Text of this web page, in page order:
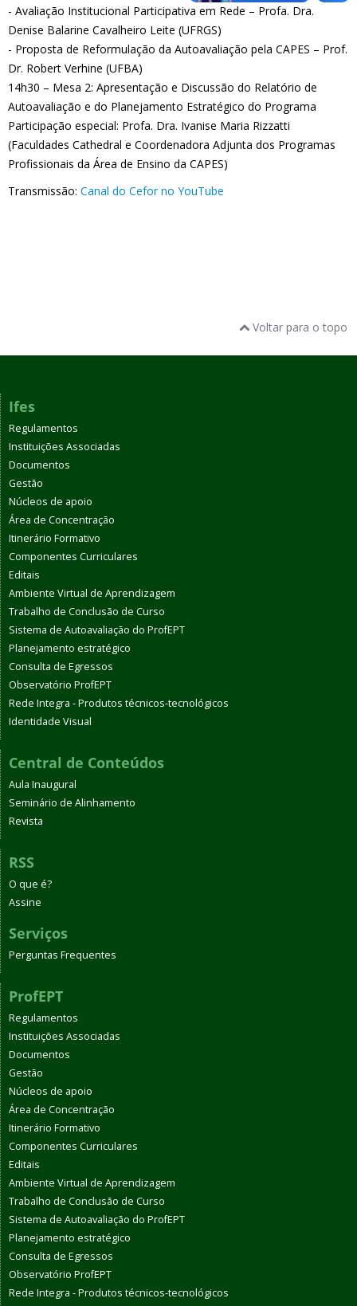
- Avaliação Institucional Participativa em Rede – Profa. Dra.
Denise Balarine Cavalheiro Leite (UFRGS)
- Proposta de Reformulação da Autoavaliação pela CAPES – Prof.
Dr. Robert Verhine (UFBA)
14h30 – Mesa 2: Apresentação e Discussão do Relatório de
Autoavaliação e do Planejamento Estratégico do Programa
Participação especial: Profa. Dra. Ivanise Maria Rizzatti
(Faculdades Cathedral e Coordenadora Adjunta dos Programas
Profissionais da Área de Ensino da CAPES)
Transmissão: Canal do Cefor no YouTube
Voltar para o topo
Ifes
Regulamentos
Instituições Associadas
Documentos
Gestão
Núcleos de apoio
Área de Concentração
Itinerário Formativo
Componentes Curriculares
Editais
Ambiente Virtual de Aprendizagem
Trabalho de Conclusão de Curso
Sistema de Autoavaliação do ProfEPT
Planejamento estratégico
Consulta de Egressos
Observatório ProfEPT
Rede Integra - Produtos técnicos-tecnológicos
Identidade Visual
Central de Conteúdos
Aula Inaugural
Seminário de Alinhamento
Revista
RSS
O que é?
Assine
Serviços
Perguntas Frequentes
ProfEPT
Regulamentos
Instituições Associadas
Documentos
Gestão
Núcleos de apoio
Área de Concentração
Itinerário Formativo
Componentes Curriculares
Editais
Ambiente Virtual de Aprendizagem
Trabalho de Conclusão de Curso
Sistema de Autoavaliação do ProfEPT
Planejamento estratégico
Consulta de Egressos
Observatório ProfEPT
Rede Integra - Produtos técnicos-tecnológicos